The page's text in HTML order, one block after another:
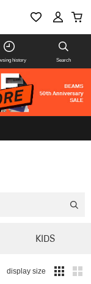
history Search
KIDS
display size